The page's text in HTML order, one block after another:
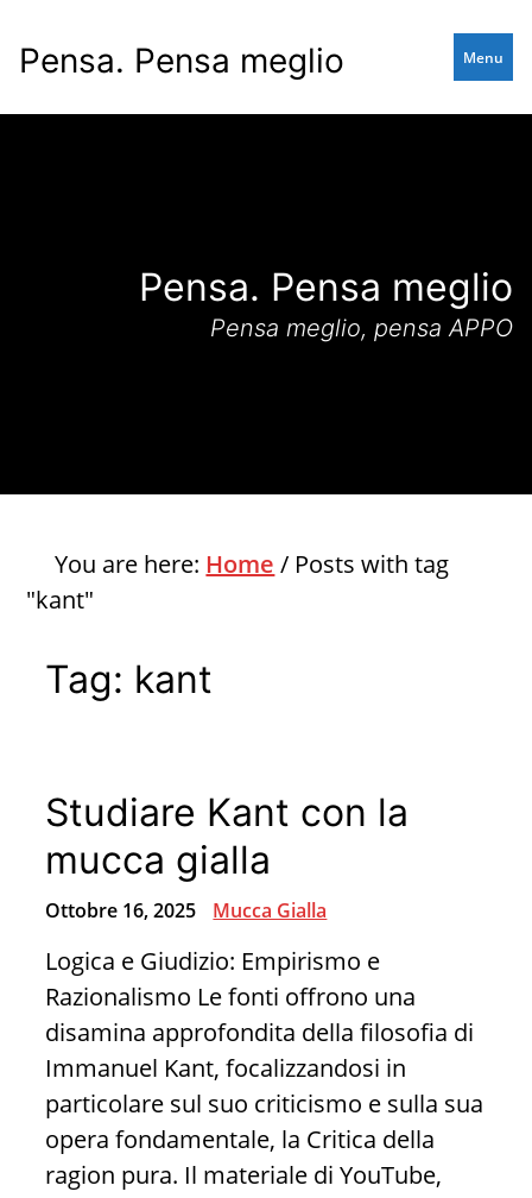
to
content
Pensa. Pensa meglio Menu
Pensa. Pensa meglio
Pensa meglio, pensa APPO
You are here: Home / Posts with tag
"kant"
Tag: kant
Studiare Kant con la
mucca gialla
Ottobre 16, 2025 Mucca Gialla
Logica e Giudizio: Empirismo e
Razionalismo Le fonti offrono una
disamina approfondita della filosofia di
Immanuel Kant, focalizzandosi in
particolare sul suo criticismo e sulla sua
opera fondamentale, la Critica della
ragion pura. Il materiale di YouTube,